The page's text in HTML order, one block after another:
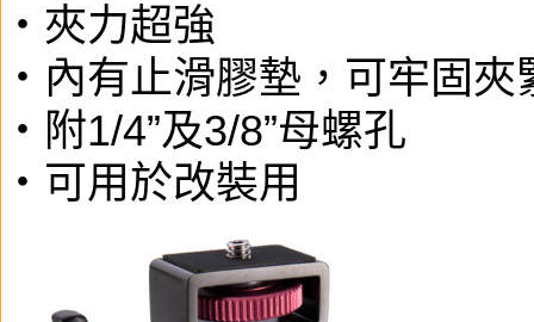
・夾力超強
・內有止滑膠墊，可牢固夾
・附1/4”及3/8”母螺孔
・可用於改裝用